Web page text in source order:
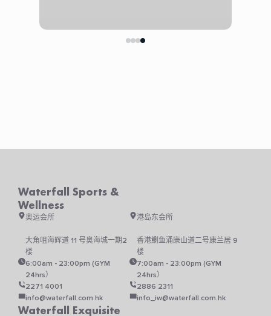
Waterfall Sports &
Wellness
奥运会所
大角咀海辉道 11 号奥海城一期2
楼
6:00am - 23:00pm (GYM
24hrs）
2271 4001
info@waterfall.com.hk
港岛东会所
香港鰂鱼涌康山道二号康兰居 9
楼
7:00am - 23:00pm (GYM
24hrs）
2886 2311
info_iw@waterfall.com.hk
Waterfall Exquisite